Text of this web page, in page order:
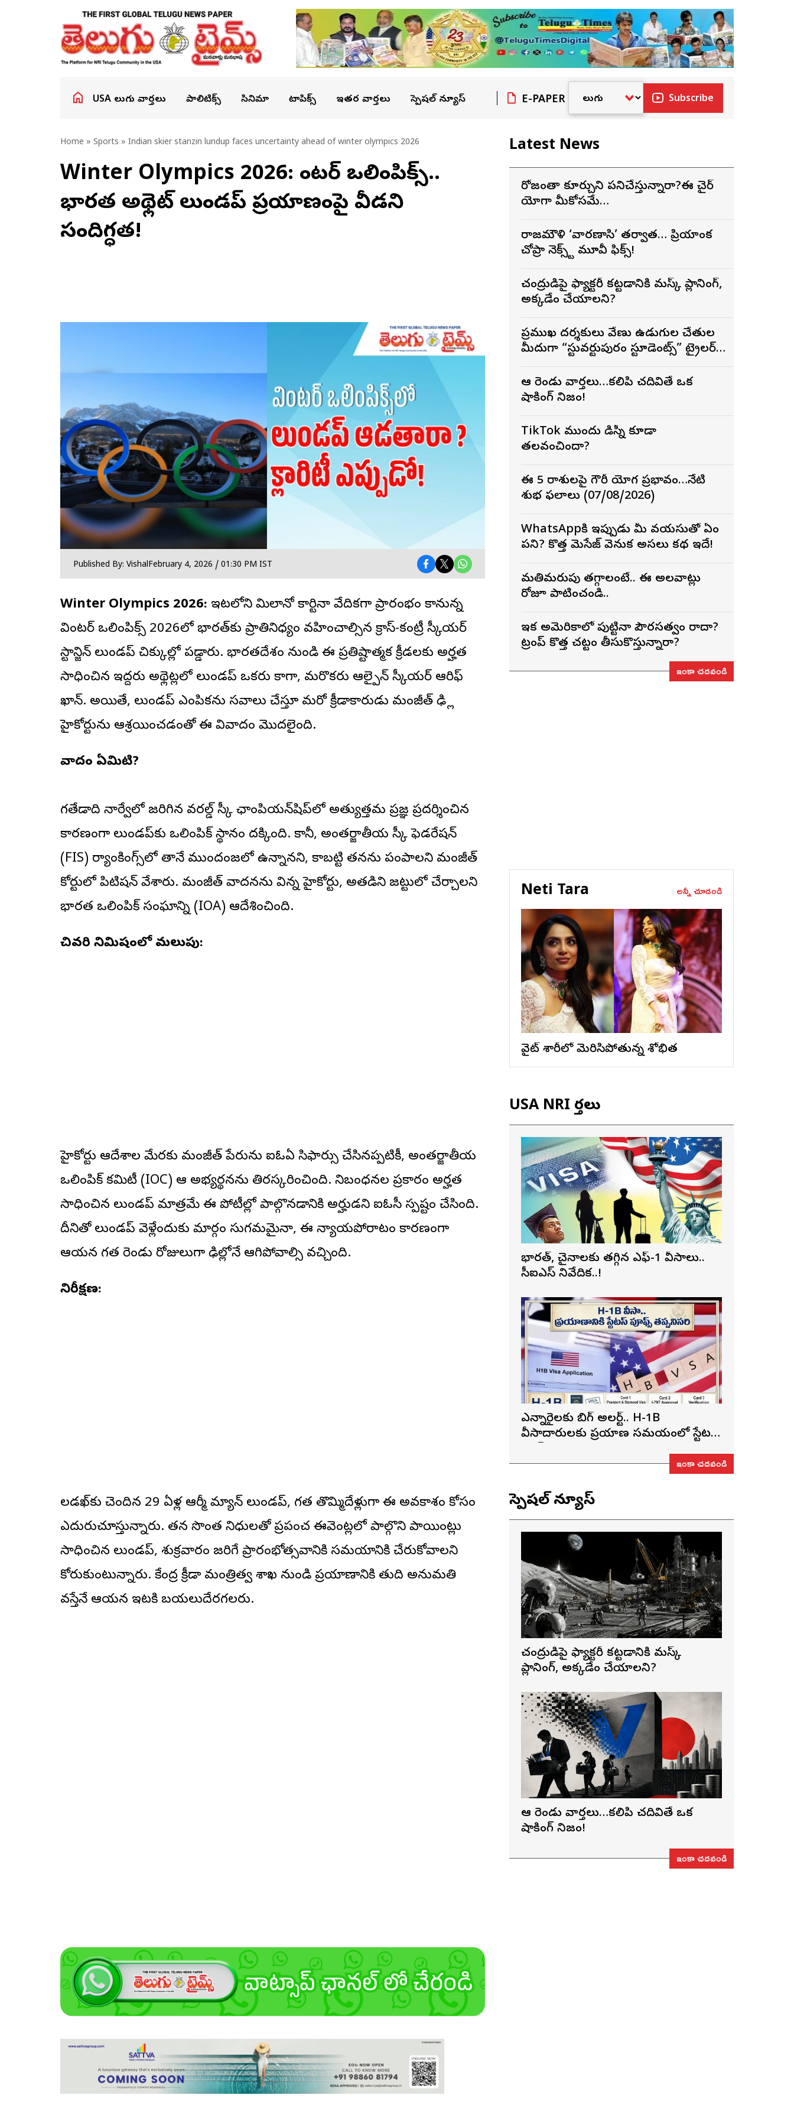
USA తెలుగు వార్తలు పాలిటిక్స్ సినిమా టాపిక్స్ ఇతర వార్తలు స్పెషల్ న్యూస్ E-PAPER Subscribe
Home » Sports » Indian skier stanzin lundup faces uncertainty ahead of winter olympics 2026
Winter Olympics 2026: వింటర్ ఒలింపిక్స్..
భారత అథ్లెట్ లుండప్ ప్రయాణంపై వీడని
సందిగ్ధత!
Published By: VishalFebruary 4, 2026 / 01:30 PM IST
Winter Olympics 2026: ఇటలీలోని మిలానో కార్టినా వేదికగా ప్రారంభం కానున్న
వింటర్ ఒలింపిక్స్ 2026లో భారత్‌కు ప్రాతినిధ్యం వహించాల్సిన క్రాస్-కంట్రీ స్కీయర్
స్టాన్జిన్ లుండప్ చిక్కుల్లో పడ్డారు. భారతదేశం నుండి ఈ ప్రతిష్టాత్మక క్రీడలకు అర్హత
సాధించిన ఇద్దరు అథ్లెట్లలో లుండప్ ఒకరు కాగా, మరొకరు ఆల్పైన్ స్కీయర్ ఆరిఫ్
ఖాన్. అయితే, లుండప్ ఎంపికను సవాలు చేస్తూ మరో క్రీడాకారుడు మంజీత్ ఢిల్లీ
హైకోర్టును ఆశ్రయించడంతో ఈ వివాదం మొదలైంది.
వివాదం ఏమిటి?
గతేడాది నార్వేలో జరిగిన వరల్డ్ స్కీ ఛాంపియన్‌షిప్‌లో అత్యుత్తమ ప్రజ్ఞ ప్రదర్శించిన
కారణంగా లుండప్‌కు ఒలింపిక్ స్థానం దక్కింది. కానీ, అంతర్జాతీయ స్కీ ఫెడరేషన్
(FIS) ర్యాంకింగ్స్‌లో తానే ముందంజలో ఉన్నానని, కాబట్టి తనను పంపాలని మంజీత్
కోర్టులో పిటిషన్ వేశారు. మంజీత్ వాదనను విన్న హైకోర్టు, అతడిని జట్టులో చేర్చాలని
భారత ఒలింపిక్ సంఘాన్ని (IOA) ఆదేశించింది.
చివరి నిమిషంలో మలుపు:
హైకోర్టు ఆదేశాల మేరకు మంజీత్ పేరును ఐఓఏ సిఫార్సు చేసినప్పటికీ, అంతర్జాతీయ
ఒలింపిక్ కమిటీ (IOC) ఆ అభ్యర్థనను తిరస్కరించింది. నిబంధనల ప్రకారం అర్హత
సాధించిన లుండప్ మాత్రమే ఈ పోటీల్లో పాల్గొనడానికి అర్హుడని ఐఓసీ స్పష్టం చేసింది.
దీనితో లుండప్ వెళ్లేందుకు మార్గం సుగమమైనా, ఈ న్యాయపోరాటం కారణంగా
ఆయన గత రెండు రోజులుగా ఢిల్లీలోనే ఆగిపోవాల్సి వచ్చింది.
నిరీక్షణ:
లడఖ్‌కు చెందిన 29 ఏళ్ల ఆర్మీ మ్యాన్ లుండప్, గత తొమ్మిదేళ్లుగా ఈ అవకాశం కోసం
ఎదురుచూస్తున్నారు. తన సొంత నిధులతో ప్రపంచ ఈవెంట్లలో పాల్గొని పాయింట్లు
సాధించిన లుండప్, శుక్రవారం జరిగే ప్రారంభోత్సవానికి సమయానికి చేరుకోవాలని
కోరుకుంటున్నారు. కేంద్ర క్రీడా మంత్రిత్వ శాఖ నుండి ప్రయాణానికి తుది అనుమతి
వస్తేనే ఆయన ఇటలీకి బయలుదేరగలరు.
Latest News
రోజంతా కూర్చుని పనిచేస్తున్నారా?ఈ చైర్
యోగా మీకోసమే…
రాజమౌళి ‘వారణాసి’ తర్వాత… ప్రియాంక
చోప్రా నెక్స్ట్ మూవీ ఫిక్స్!
చంద్రుడిపై ఫ్యాక్టరీ కట్టడానికి మస్క్ ప్లానింగ్,
అక్కడేం చేయాలని?
ప్రముఖ దర్శకులు వేణు ఉడుగుల చేతుల
మీదుగా “స్టువర్టుపురం స్టూడెంట్స్” ట్రైలర్
ఆ రెండు వార్తలు…కలిపి చదివితే ఒక
షాకింగ్ నిజం!
TikTok ముందు డిస్నీ కూడా
తలవంచిందా?
ఈ 5 రాశులపై గౌరీ యోగ ప్రభావం…నేటి
శుభ ఫలాలు (07/08/2026)
WhatsAppకి ఇప్పుడు మీ వయసుతో ఏం
పని? కొత్త మెసేజ్ వెనుక అసలు కథ ఇదే!
మతిమరుపు తగ్గాలంటే.. ఈ అలవాట్లు
రోజూ పాటించండి..
ఇక అమెరికాలో పుట్టినా పౌరసత్వం రాదా?
ట్రంప్ కొత్త చట్టం తీసుకొస్తున్నారా?
ఇంకా చదవండి
Neti Tara అన్నీ చూడండి
వైట్ శారీలో మెరిసిపోతున్న శోభిత
USA NRI వార్తలు
భారత్, చైనాలకు తగ్గిన ఎఫ్-1 వీసాలు..
సీఐఎస్ నివేదిక..!
ఎన్నారైలకు బిగ్ అలర్ట్.. H-1B
వీసాదారులకు ప్రయాణ సమయంలో స్టేటస్
ఇంకా చదవండి
స్పెషల్ న్యూస్
చంద్రుడిపై ఫ్యాక్టరీ కట్టడానికి మస్క్
ప్లానింగ్, అక్కడేం చేయాలని?
ఆ రెండు వార్తలు…కలిపి చదివితే ఒక
షాకింగ్ నిజం!
ఇంకా చదవండి